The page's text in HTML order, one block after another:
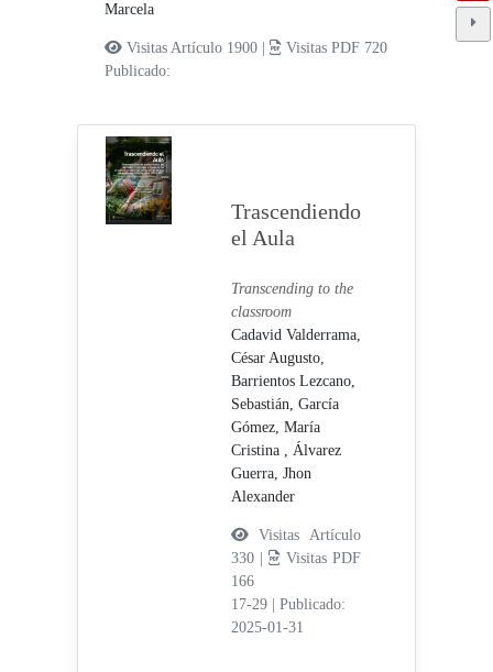
Marcela
Visitas Artículo 1900 |
Visitas PDF 720
Publicado:
Trascendiendo
el Aula
Transcending to the
classroom
Cadavid Valderrama,
César Augusto,
Barrientos Lezcano,
Sebastián, García
Gómez, María
Cristina , Álvarez
Guerra, Jhon
Alexander
Visitas Artículo
330 |
Visitas PDF
166
17-29
Publicado:
2025-01-31